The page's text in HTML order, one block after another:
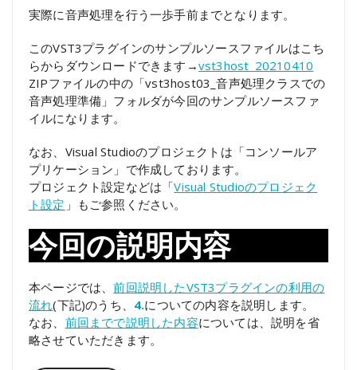
実際に音声処理を行う一歩手前までとなります。
このVST3プラグインのサンプルソースファイルはこち
らからダウンロードできます→vst3host_20210410
ZIPファイルの中の「vst3host03_音声処理クラスでの
音声処理準備」フォルダが今回のサンプルソースファ
イルになります。
なお、Visual Studioのプロジェクトは「コンソールア
プリケーション」で作成しております。
プロジェクト設定などは「Visual Studioのプロジェク
ト設定 」もご参照ください。
今回の説明内容
本ページでは、前回説明したVST3プラグインの利用の
流れ(下記)のうち、 4.についての内容を説明します。
なお、 前回までで説明した内容については、説明を省
略させていただきます。